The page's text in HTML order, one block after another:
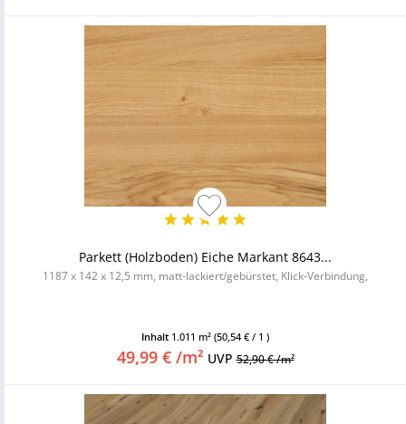
Parkett (Holzboden) Eiche Markant 8643...
1187 x 142 x 12,5 mm, matt-lackiert/gebürstet, Klick-Verbindung,
Inhalt 1.011 m² (50,54 € / 1 )
49,99 € /m² UVP52,90 € /m²